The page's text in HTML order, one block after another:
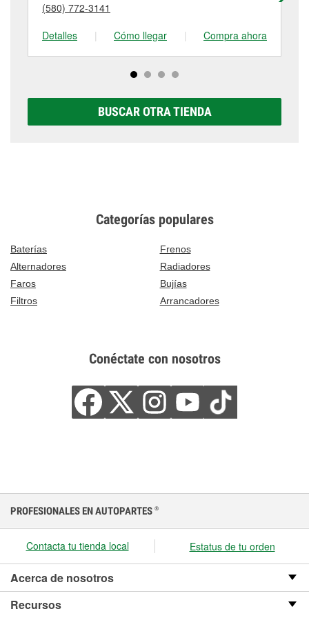
tienda #243 para obtener más información.
(580) 772-3141
Detalles
| Cómo llegar | Compra ahora
BUSCAR OTRA TIENDA
Categorías populares
Baterías
Frenos
Alternadores
Radiadores
Faros
Bujías
Filtros
Arrancadores
Conéctate con nosotros
PROFESIONALES EN AUTOPARTES ®
Contacta tu tienda local Estatus de tu orden
Acerca de nosotros
Recursos